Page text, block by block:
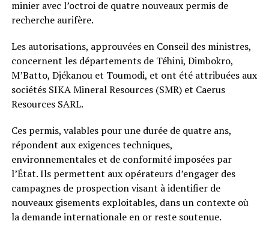
minier avec l’octroi de quatre nouveaux permis de
recherche aurifère.
Les autorisations, approuvées en Conseil des ministres,
concernent les départements de Téhini, Dimbokro,
M’Batto, Djékanou et Toumodi, et ont été attribuées aux
sociétés SIKA Mineral Resources (SMR) et Caerus
Resources SARL.
Ces permis, valables pour une durée de quatre ans,
répondent aux exigences techniques,
environnementales et de conformité imposées par
l’État. Ils permettent aux opérateurs d’engager des
campagnes de prospection visant à identifier de
nouveaux gisements exploitables, dans un contexte où
la demande internationale en or reste soutenue.